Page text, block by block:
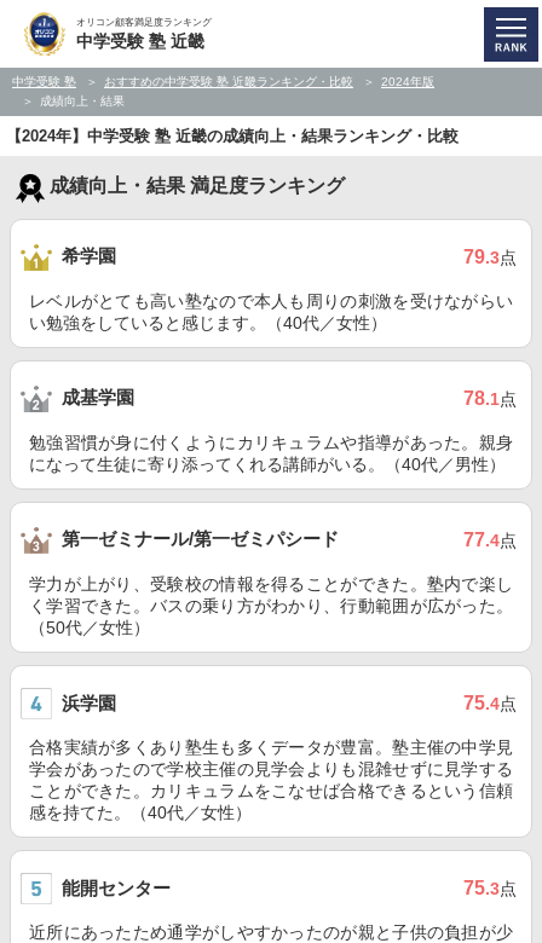
オリコン顧客満足度ランキング
中学受験 塾 近畿
中学受験 塾 おすすめの中学受験 塾 近畿ランキング・比較
2024年版
成績向上・結果
【2024年】中学受験 塾 近畿の成績向上・結果ランキング・比較
成績向上・結果 満足度ランキング
希学園 79.3点
レベルがとても高い塾なので本人も周りの刺激を受けながらい
い勉強をしていると感じます。（40代／女性）
成基学園 78.1点
勉強習慣が身に付くようにカリキュラムや指導があった。親身
になって生徒に寄り添ってくれる講師がいる。（40代／男性）
第一ゼミナール/第一ゼミパシード 77.4点
学力が上がり、受験校の情報を得ることができた。塾内で楽し
く学習できた。バスの乗り方がわかり、行動範囲が広がった。
（50代／女性）
浜学園 75.4点
合格実績が多くあり塾生も多くデータが豊富。塾主催の中学見
学会があったので学校主催の見学会よりも混雑せずに見学する
ことができた。カリキュラムをこなせば合格できるという信頼
感を持てた。（40代／女性）
能開センター 75.3点
近所にあったため通学がしやすかったのが親と子供の負担が少